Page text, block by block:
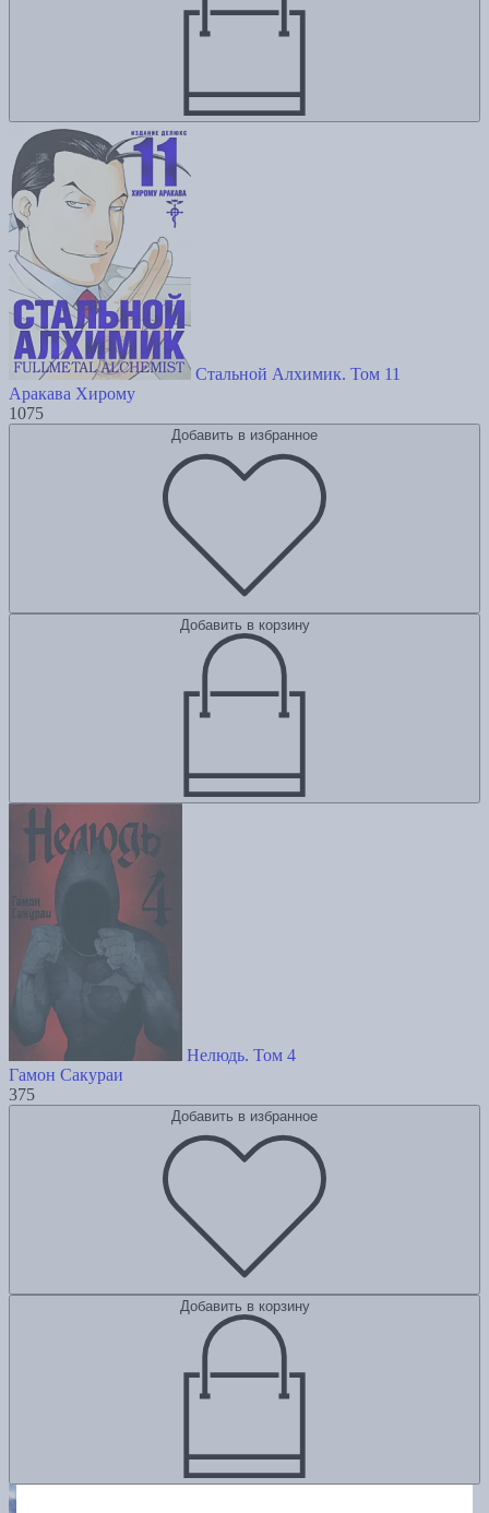
Стальной Алхимик. Том 11
Аракава Хирому
1075
Добавить в избранное
Добавить в корзину
Нелюдь. Том 4
Гамон Сакураи
375
Добавить в избранное
Добавить в корзину